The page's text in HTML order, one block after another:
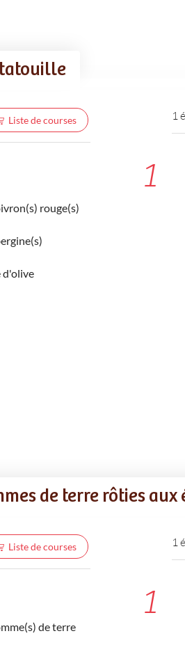
Liste de courses
rouge(s)
d'olive
1
1
de terre rôties aux
Liste de courses
de terre
1
1